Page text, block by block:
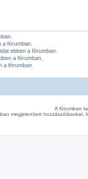
fórumban.
ebben a fórumban.
a fórumban.
a fórumban.
A fórumban
megjelenített hozzászólásokat,